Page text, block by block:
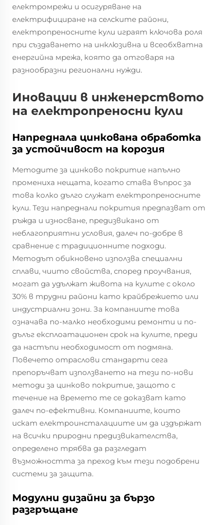
електромрежи и осигуряване на
електрифициране на селските райони,
електропреносните кули играят ключова роля
при създаването на инклюзивна и всеобхватна
енергийна мрежа, която да отговаря на
разнообразни регионални нужди.
Иновации в инженерството
на електропреносни кули
Напреднала цинкована обработка
за устойчивост на корозия
Методите за цинково покритие напълно
промениха нещата, когато става въпрос за
това колко дълго служат електропреносните
кули. Тези напреднали покрития предпазват от
ръжда и износване, предизвикано от
неблагоприятни условия, далеч по-добре в
сравнение с традиционните подходи.
Методът обикновено използва специални
сплави, чиито свойства, според проучвания,
могат да удължат живота на кулите с около
30% в трудни райони като крайбрежието или
индустриални зони. За компаниите това
означава по-малко необходими ремонти и по-
дълъг експлоатационен срок на кулите, преди
да настъпи необходимост от подмяна.
Повечето отраслови стандарти сега
препоръчват използването на тези по-нови
методи за цинково покритие, защото с
течение на времето те се доказват като
далеч по-ефективни. Компаниите, които
искат електроинсталациите им да издържат
на всички природни предизвикателства,
определено трябва да разгледат
възможността за преход към тези подобрени
системи за защита.
Модулни дизайни за бързо
разгръщане